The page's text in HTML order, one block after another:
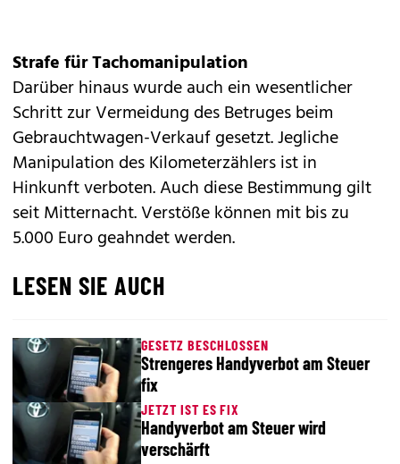
Strafe für Tachomanipulation
Darüber hinaus wurde auch ein wesentlicher
Schritt zur Vermeidung des Betruges beim
Gebrauchtwagen-Verkauf gesetzt. Jegliche
Manipulation des Kilometerzählersist in
Hinkunft verboten. Auch diese Bestimmung gilt
seit Mitternacht. Verstöße können mit bis zu
5.000 Euro geahndet werden.
LESEN SIE AUCH
GESETZ BESCHLOSSEN
Strengeres Handyverbot am Steuer
fix
JETZT IST ES FIX
Handyverbot am Steuer wird
verschärft